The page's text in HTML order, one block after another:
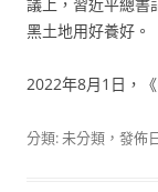
黑土地用好養好。
2022年8月1日，
分類: 未分類，發佈